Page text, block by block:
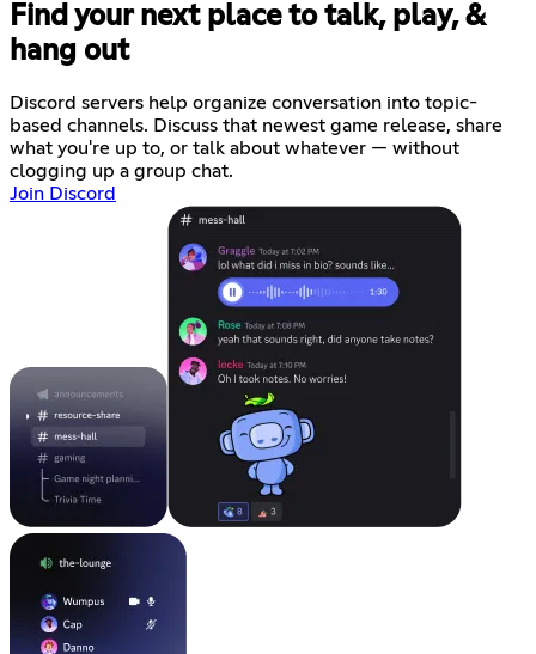
Find your next place to talk, play, &
hang out
Discord servers help organize conversation into topic-
based channels. Discuss that newest game release, share
what you're up to, or talk about whatever — without
clogging up a group chat.
Join Discord